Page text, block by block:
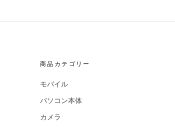
商品カテゴリー
モバイル
パソコン本体
カメラ